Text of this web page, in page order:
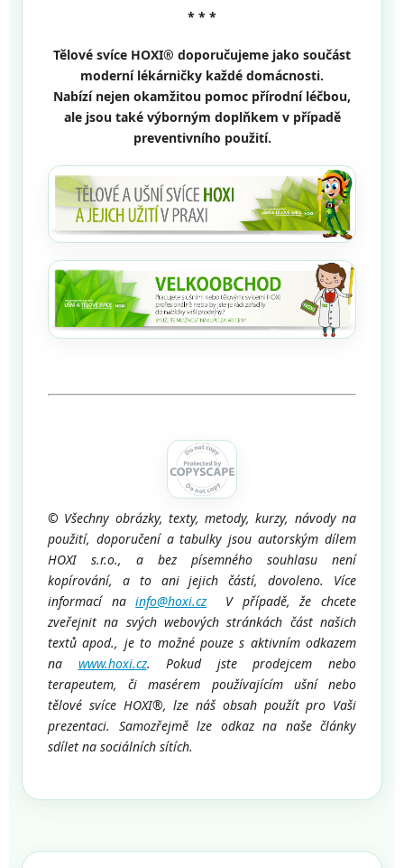
* * *
Tělové svíce HOXI® doporučujeme jako součást
moderní lékárničky každé domácnosti.
Nabízí nejen okamžitou pomoc přírodní léčbou,
ale jsou také výborným doplňkem v případě
preventivního použití.
© Všechny obrázky, texty, metody, kurzy, návody na
použití, doporučení a tabulky jsou autorským dílem
HOXI s.r.o., a bez písemného souhlasu není
kopírování, a to ani jejich částí, dovoleno. Více
informací nainfo@hoxi.cz V případě, že chcete
zveřejnit na svých webových stránkách část našich
textů apod., je to možné pouze s aktivním odkazem
na www.hoxi.cz. Pokud jste prodejcem nebo
terapeutem, či masérem používajícím ušní nebo
tělové svíce HOXI®, lze náš obsah použít pro Vaši
prezentaci. Samozřejmě lze odkaz na naše články
sdílet na sociálních sítích.